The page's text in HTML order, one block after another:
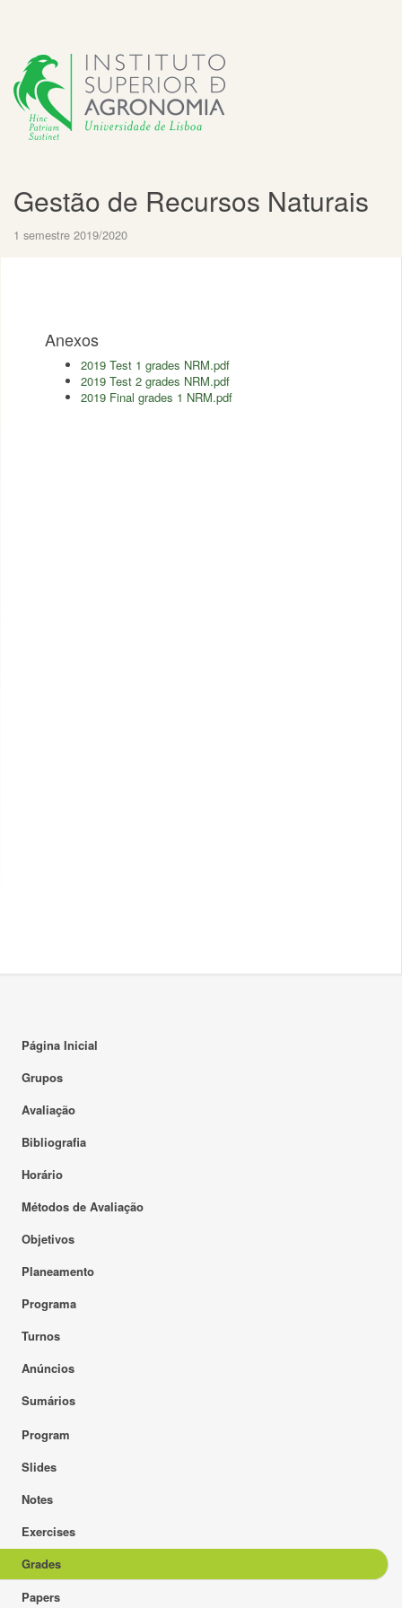
Gestão de Recursos Naturais
1 semestre 2019/2020
Anexos
2019 Test 1 grades NRM.pdf
2019 Test 2 grades NRM.pdf
2019 Final grades 1 NRM.pdf
Página Inicial
Grupos
Avaliação
Bibliografia
Horário
Métodos de Avaliação
Objetivos
Planeamento
Programa
Turnos
Anúncios
Sumários
Program
Slides
Notes
Exercises
Grades
Papers